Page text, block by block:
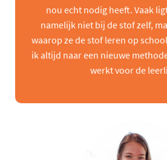
nou echt nodig heeft. Vaak
namelijk niet bij de stof zelf,
waarop ze de stof leren op
ik altijd naar een nieuwe
werkt voor de